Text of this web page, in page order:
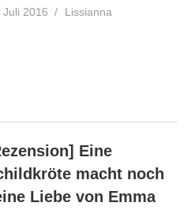
Juli 2016 Lissianna
Eine
macht noch
Liebe von Emma